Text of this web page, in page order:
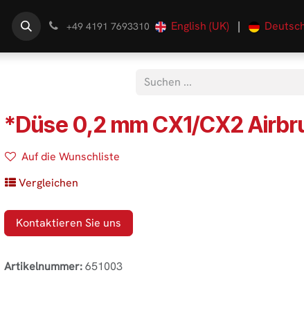
+49 4191 7693310 English (UK) |
*Düse 0,2 mm CX1/CX2
Auf die Wunschliste
Vergleichen
Kontaktieren Sie uns
Artikelnummer:651003